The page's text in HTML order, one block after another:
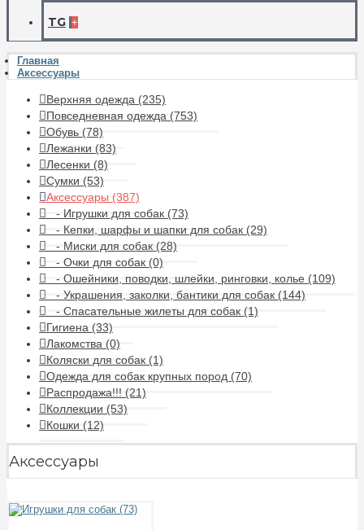
TG +
Главная
Аксессуары
Верхняя одежда (235)
Повседневная одежда (753)
Обувь (78)
Лежанки (83)
Лесенки (8)
Сумки (53)
Аксессуары (387)
- Игрушки для собак (73)
- Кепки, шарфы и шапки для собак (29)
- Миски для собак (28)
- Очки для собак (0)
- Ошейники, поводки, шлейки, ринговки, колье (109)
- Украшения, заколки, бантики для собак (144)
- Спасательные жилеты для собак (1)
Гигиена (33)
Лакомства (0)
Коляски для собак (1)
Одежда для собак крупных пород (70)
Распродажа!!! (21)
Коллекции (53)
Кошки (12)
Аксессуары